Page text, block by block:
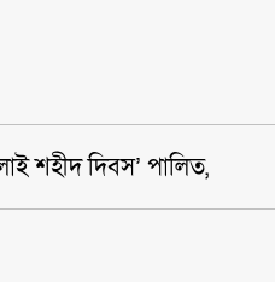
শহীদ দিবস’ পালিত,